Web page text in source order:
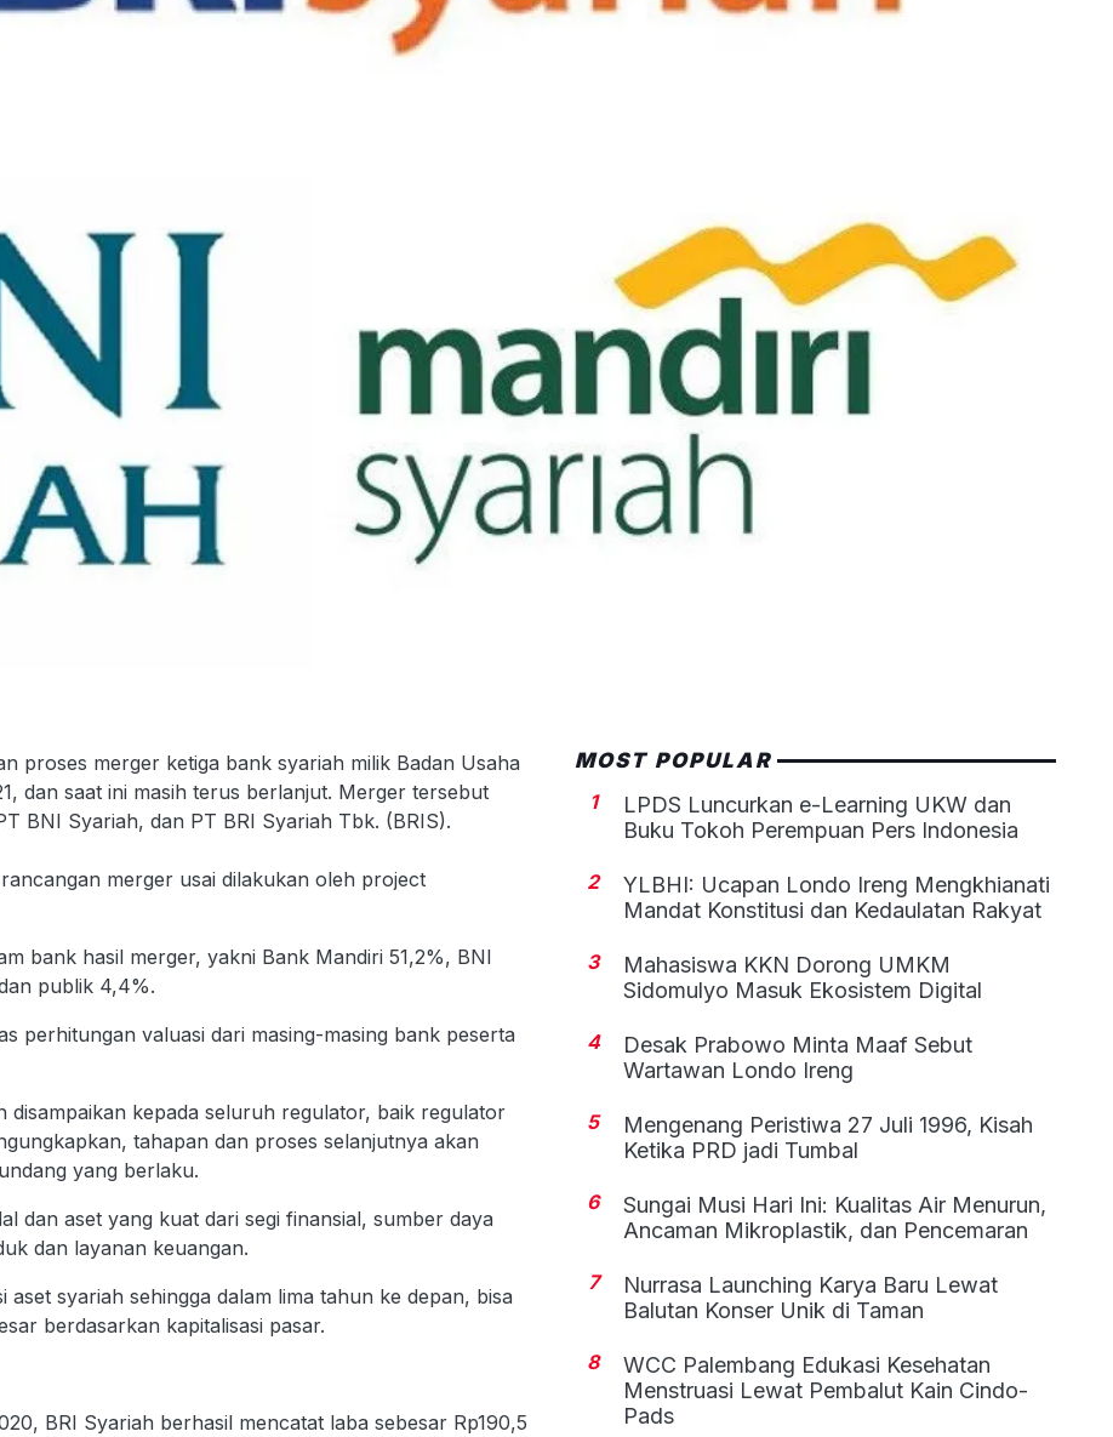
proses merger ketiga bank syariah milik Badan Usaha
dan saat ini masih terus berlanjut. Merger tersebut
BNI Syariah, dan PT BRI Syariah Tbk. (BRIS).
merger usai dilakukan oleh project
bank hasil merger, yakni Bank Mandiri 51,2%, BNI
publik 4,4%.
perhitungan valuasi dari masing-masing bank peserta
kepada seluruh regulator, baik regulator
tahapan dan proses selanjutnya akan
yang berlaku.
dan aset yang kuat dari segi finansial, sumber daya
dan layanan keuangan.
syariah sehingga dalam lima tahun ke depan, bisa
berdasarkan kapitalisasi pasar.
BRI Syariah berhasil mencatat laba sebesar Rp190,5
MOST POPULAR
1
LPDS Luncurkan e-Learning UKW dan
Buku Tokoh Perempuan Pers Indonesia
2
YLBHI: Ucapan Londo Ireng Mengkhianati
Mandat Konstitusi dan Kedaulatan Rakyat
3
Mahasiswa KKN Dorong UMKM
Sidomulyo Masuk Ekosistem Digital
4
Desak Prabowo Minta Maaf Sebut
Wartawan Londo Ireng
5
Mengenang Peristiwa 27 Juli 1996, Kisah
Ketika PRD jadi Tumbal
6
Sungai Musi Hari Ini: Kualitas Air Menurun,
Ancaman Mikroplastik, dan Pencemaran
7
Nurrasa Launching Karya Baru Lewat
Balutan Konser Unik di Taman
8
WCC Palembang Edukasi Kesehatan
Menstruasi Lewat Pembalut Kain Cindo-
Pads